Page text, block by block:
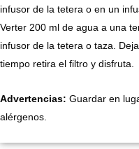
infusor de la tetera o en un
Verter 200 ml de agua a una
infusor de la tetera o taza.
tiempo retira el filtro y disfruta.
Advertencias: Guardar en
alérgenos.